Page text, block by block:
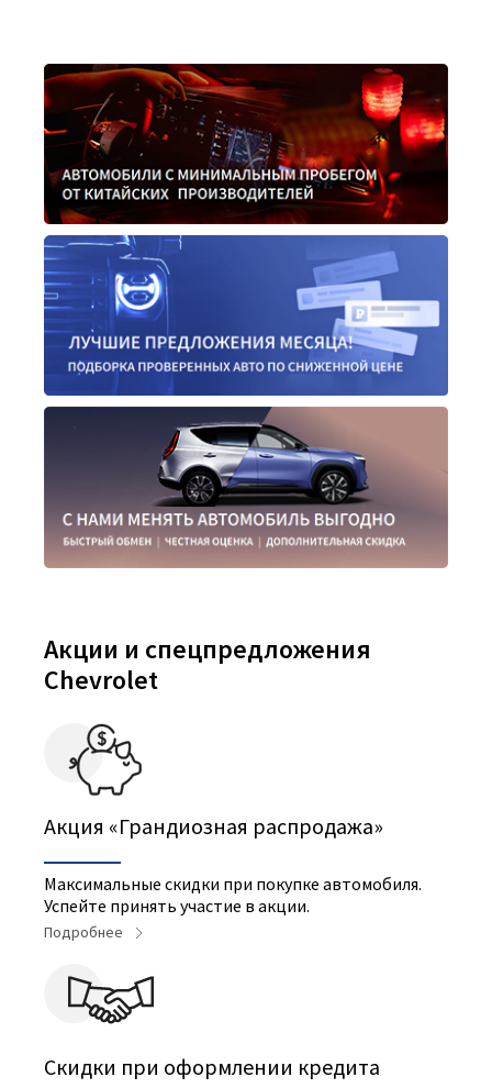
Акции и спецпредложения
Chevrolet
Акция «Грандиозная распродажа»
Максимальные скидки при покупке автомобиля.
Успейте принять участие в акции.
Подробнее
Скидки при оформлении кредита